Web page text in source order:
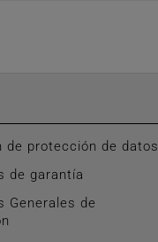
de protección de datos
de garantía
Generales de